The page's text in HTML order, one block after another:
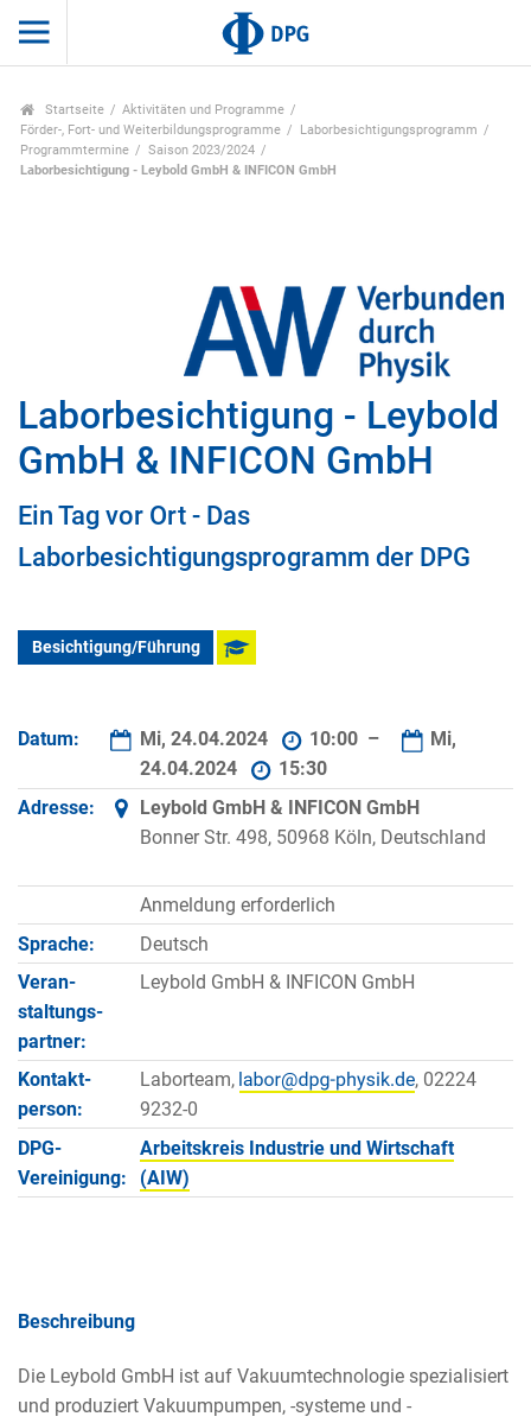
Startseite
Aktivitäten und Programme
Förder-, Fort- und Weiterbildungsprogramme
Laborbesichtigungsprogramm
Programmtermine
Saison 2023/2024
Laborbesichtigung - Leybold GmbH & INFICON GmbH
Laborbesichtigung - Leybold
GmbH & INFICON GmbH
Ein Tag vor Ort - Das
Laborbesichtigungsprogramm der DPG
Besichtigung/Führung
Datum: Mi, 24.04.2024 10:00 –
Mi,
24.04.2024
15:30
Adresse:
Leybold GmbH & INFICON GmbH
Bonner Str. 498, 50968 Köln, Deutschland
Anmeldung erforderlich
Sprache:
Deutsch
Veran­
staltungs­
partner:
Leybold GmbH & INFICON GmbH
Kontakt­
person:
Laborteam,
, 02224
9232-0
DPG-
Vereinigung:
Arbeitskreis Industrie und Wirtschaft
(AIW)
Beschreibung
Die Leybold GmbH ist auf Vakuumtechnologie spezialisiert
und produziert Vakuumpumpen, -systeme und -